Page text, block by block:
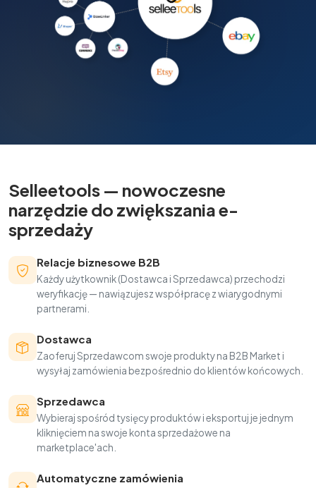
Selleetools — nowoczesne
narzędzie do zwiększania e-
sprzedaży
Relacje biznesowe B2B
Każdy użytkownik (Dostawca i Sprzedawca) przechodzi
weryfikację — nawiązujesz współpracę z wiarygodnymi
partnerami.
Dostawca
Zaoferuj Sprzedawcom swoje produkty na B2B Market i
wysyłaj zamówienia bezpośrednio do klientów końcowych.
Sprzedawca
Wybieraj spośród tysięcy produktów i eksportuj je jednym
kliknięciem na swoje konta sprzedażowe na
marketplace'ach.
Automatyczne zamówienia